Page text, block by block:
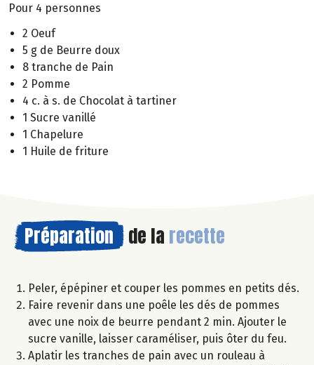
Pour 4 personnes
2 Oeuf
5 g de Beurre doux
8 tranche de Pain
2 Pomme
4 c. à s. de Chocolat à tartiner
1 Sucre vanillé
1 Chapelure
1 Huile de friture
Préparation de la recette
Peler, épépiner et couper les pommes en petits dés.
Faire revenir dans une poêle les dés de pommes
avec une noix de beurre pendant 2 min. Ajouter le
sucre vanille, laisser caraméliser, puis ôter du feu.
Aplatir les tranches de pain avec un rouleau à